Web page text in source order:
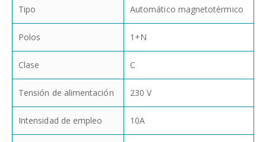
Tipo Automático magnetotérmico
Polos 1+N
Clase C
Tensión de alimentación 230 V
Intensidad de empleo 10A